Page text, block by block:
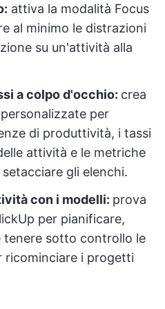
attiva la modalità Focus
al minimo le distrazioni
su un'attività alla
a colpo d'occhio: crea
personalizzate per
di produttività, i tassi
attività e le metriche
gli elenchi.
con i modelli: prova
per pianificare,
tenere sotto controllo le
ricominciare i progetti